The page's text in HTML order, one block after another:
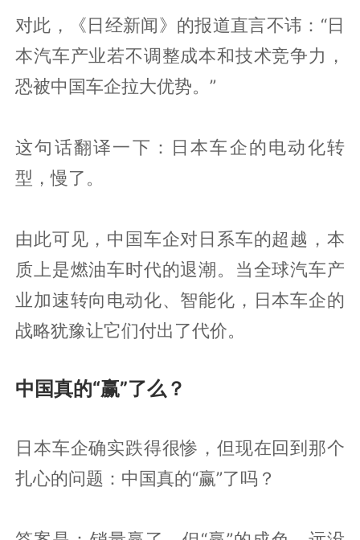
对此，《日经新闻》的报道直言不讳：“日
本汽车产业若不调整成本和技术竞争力，
恐被中国车企拉大优势。”
这句话翻译一下：日本车企的电动化转
型，慢了。
由此可见，中国车企对日系车的超越，本
质上是燃油车时代的退潮。当全球汽车产
业加速转向电动化、智能化，日本车企的
战略犹豫让它们付出了代价。
中国真的“赢”了么？
日本车企确实跌得很惨，但现在回到那个
扎心的问题：中国真的“赢”了吗？